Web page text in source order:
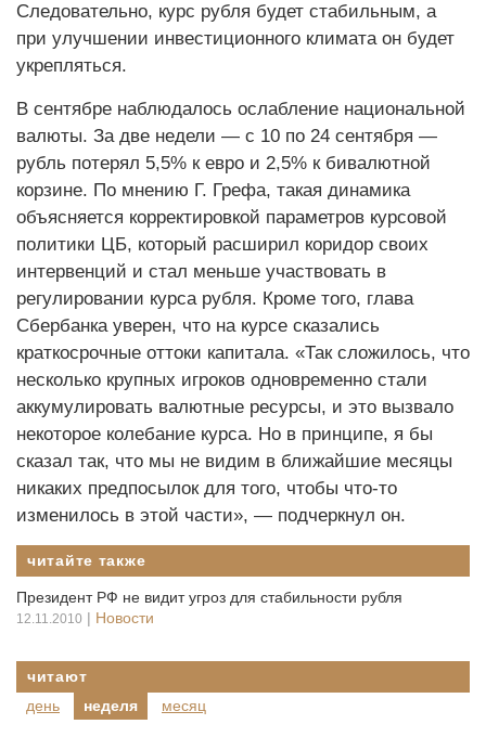
Следовательно, курс рубля будет стабильным, а
при улучшении инвестиционного климата он будет
укрепляться.
В сентябре наблюдалось ослабление национальной
валюты. За две недели — с 10 по 24 сентября —
рубль потерял 5,5% к евро и 2,5% к бивалютной
корзине. По мнению Г. Грефа, такая динамика
объясняется корректировкой параметров курсовой
политики ЦБ, который расширил коридор своих
интервенций и стал меньше участвовать в
регулировании курса рубля. Кроме того, глава
Сбербанка уверен, что на курсе сказались
краткосрочные оттоки капитала. «Так сложилось, что
несколько крупных игроков одновременно стали
аккумулировать валютные ресурсы, и это вызвало
некоторое колебание курса. Но в принципе, я бы
сказал так, что мы не видим в ближайшие месяцы
никаких предпосылок для того, чтобы что-то
изменилось в этой части», — подчеркнул он.
читайте также
Президент РФ не видит угроз для стабильности рубля
12.11.2010 | Новости
читают
день
неделя месяц